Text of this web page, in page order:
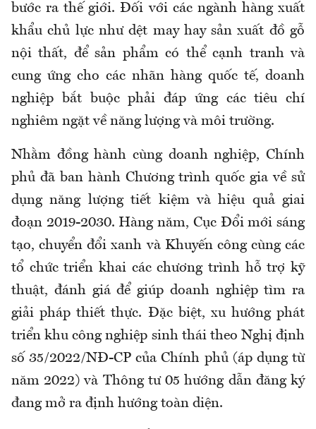
bước ra thế giới. Đối với các ngành hàng xuất
khẩu chủ lực như dệt may hay sản xuất đồ gỗ
nội thất, để sản phẩm có thể cạnh tranh và
cung ứng cho các nhãn hàng quốc tế, doanh
nghiệp bắt buộc phải đáp ứng các tiêu chí
nghiêm ngặt về năng lượng và môi trường.
Nhằm đồng hành cùng doanh nghiệp, Chính
phủ đã ban hành Chương trình quốc gia về sử
dụng năng lượng tiết kiệm và hiệu quả giai
đoạn 2019-2030. Hàng năm, Cục Đổi mới sáng
tạo, chuyển đổi xanh và Khuyến công cùng các
tổ chức triển khai các chương trình hỗ trợ kỹ
thuật, đánh giá để giúp doanh nghiệp tìm ra
giải pháp thiết thực. Đặc biệt, xu hướng phát
triển khu công nghiệp sinh thái theo Nghị định
số 35/2022/NĐ-CP của Chính phủ (áp dụng từ
năm 2022) và Thông tư 05 hướng dẫn đăng ký
đang mở ra định hướng toàn diện.